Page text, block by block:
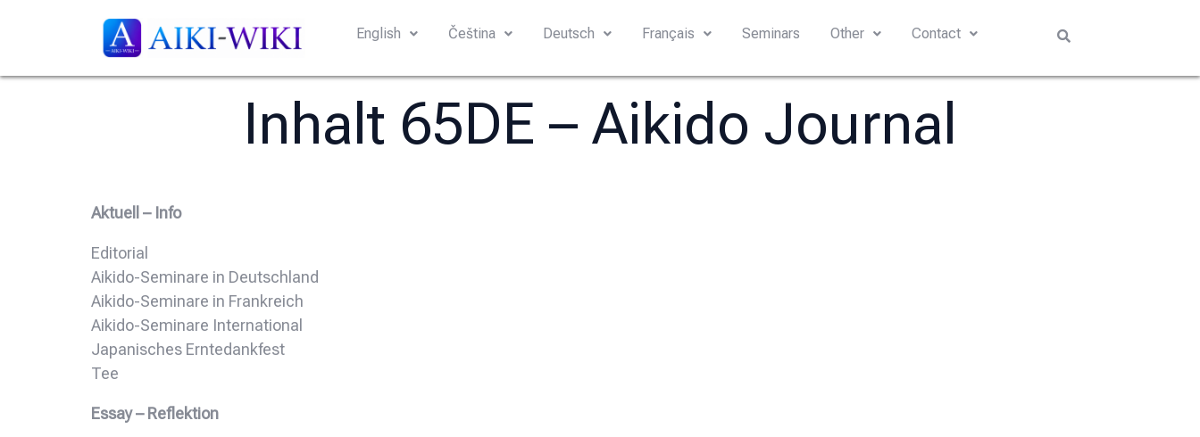
English Čeština Deutsch Français Seminars Other Contact
Inhalt 65DE – Aikido Journal
Aktuell – Info
Editorial
Aikido-Seminare in Deutschland
Aikido-Seminare in Frankreich
Aikido-Seminare International
Japanisches Erntedankfest
Tee
Essay – Reflektion